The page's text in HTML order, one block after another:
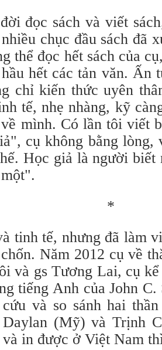
đọc sách và viết
chục đầu sách đã
thể đọc hết sách của
hết các tản văn. Ấn
chỉ kiến thức uyên
tế, nhẹ nhàng, kỹ
mình. Có lần tôi viết
cụ không bằng lòng,
Học giả là người
*
tinh tế, nhưng đã làm
Năm 2012 cụ về
và gs Tương Lai, cụ kể
tiếng Anh của John
và so sánh hai
(Mỹ) và Trịnh
in được ở Việt Nam